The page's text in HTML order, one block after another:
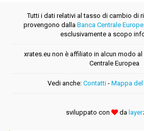
Tutti i dati relativi al tasso di cambio di
provengono dalla Banca Centrale
esclusivamente a scopo
xrates.eu non è affiliato in alcun modo
Centrale Europea
Vedi anche: Contatti- Mappa
sviluppato con da